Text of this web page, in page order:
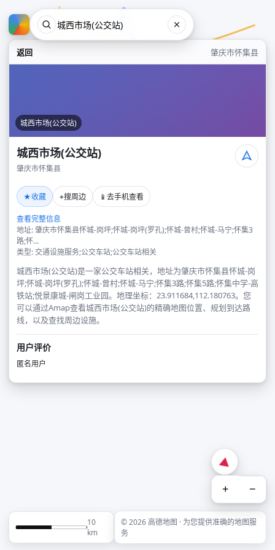
返回 肇庆市怀集县
城西市场(公交站)
城西市场(公交站)
肇庆市怀集县
★收藏 ⌖搜周边 📱 去手机查看
查看完整信息
地址: 肇庆市怀集县怀城-岗坪;怀城-岗坪(罗孔);怀城-曾村;怀城-马宁;怀集3
路;怀...
类型: 交通设施服务;公交车站;公交车站相关
城西市场(公交站)是一家公交车站相关，地址为肇庆市怀集县怀城-岗
坪;怀城-岗坪(罗孔);怀城-曾村;怀城-马宁;怀集3路;怀集5路;怀集中学-高
铁站;悦景康城-闸岗工业园。地理坐标：23.911684,112.180763。您
可以通过Amap查看城西市场(公交站)的精确地图位置、规划到达路
线，以及查找周边设施。
用户评价
匿名用户
+ −
10
km
© 2026 高德地图 · 为您提供准确的地图服
务